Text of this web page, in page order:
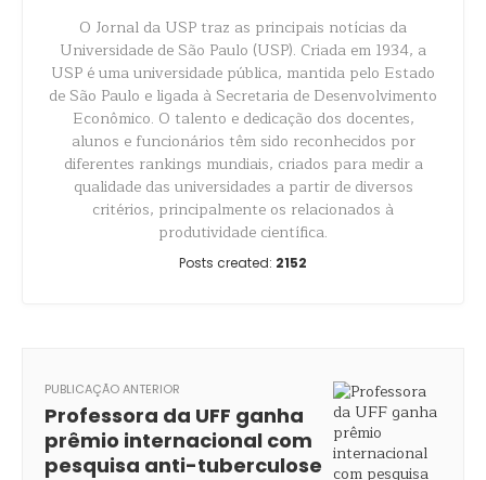
O Jornal da USP traz as principais notícias da
Universidade de São Paulo (USP). Criada em 1934, a
USP é uma universidade pública, mantida pelo Estado
de São Paulo e ligada à Secretaria de Desenvolvimento
Econômico. O talento e dedicação dos docentes,
alunos e funcionários têm sido reconhecidos por
diferentes rankings mundiais, criados para medir a
qualidade das universidades a partir de diversos
critérios, principalmente os relacionados à
produtividade científica.
Posts created: 2152
PUBLICAÇÃO ANTERIOR
Professora da UFF ganha
prêmio internacional com
pesquisa anti-tuberculose